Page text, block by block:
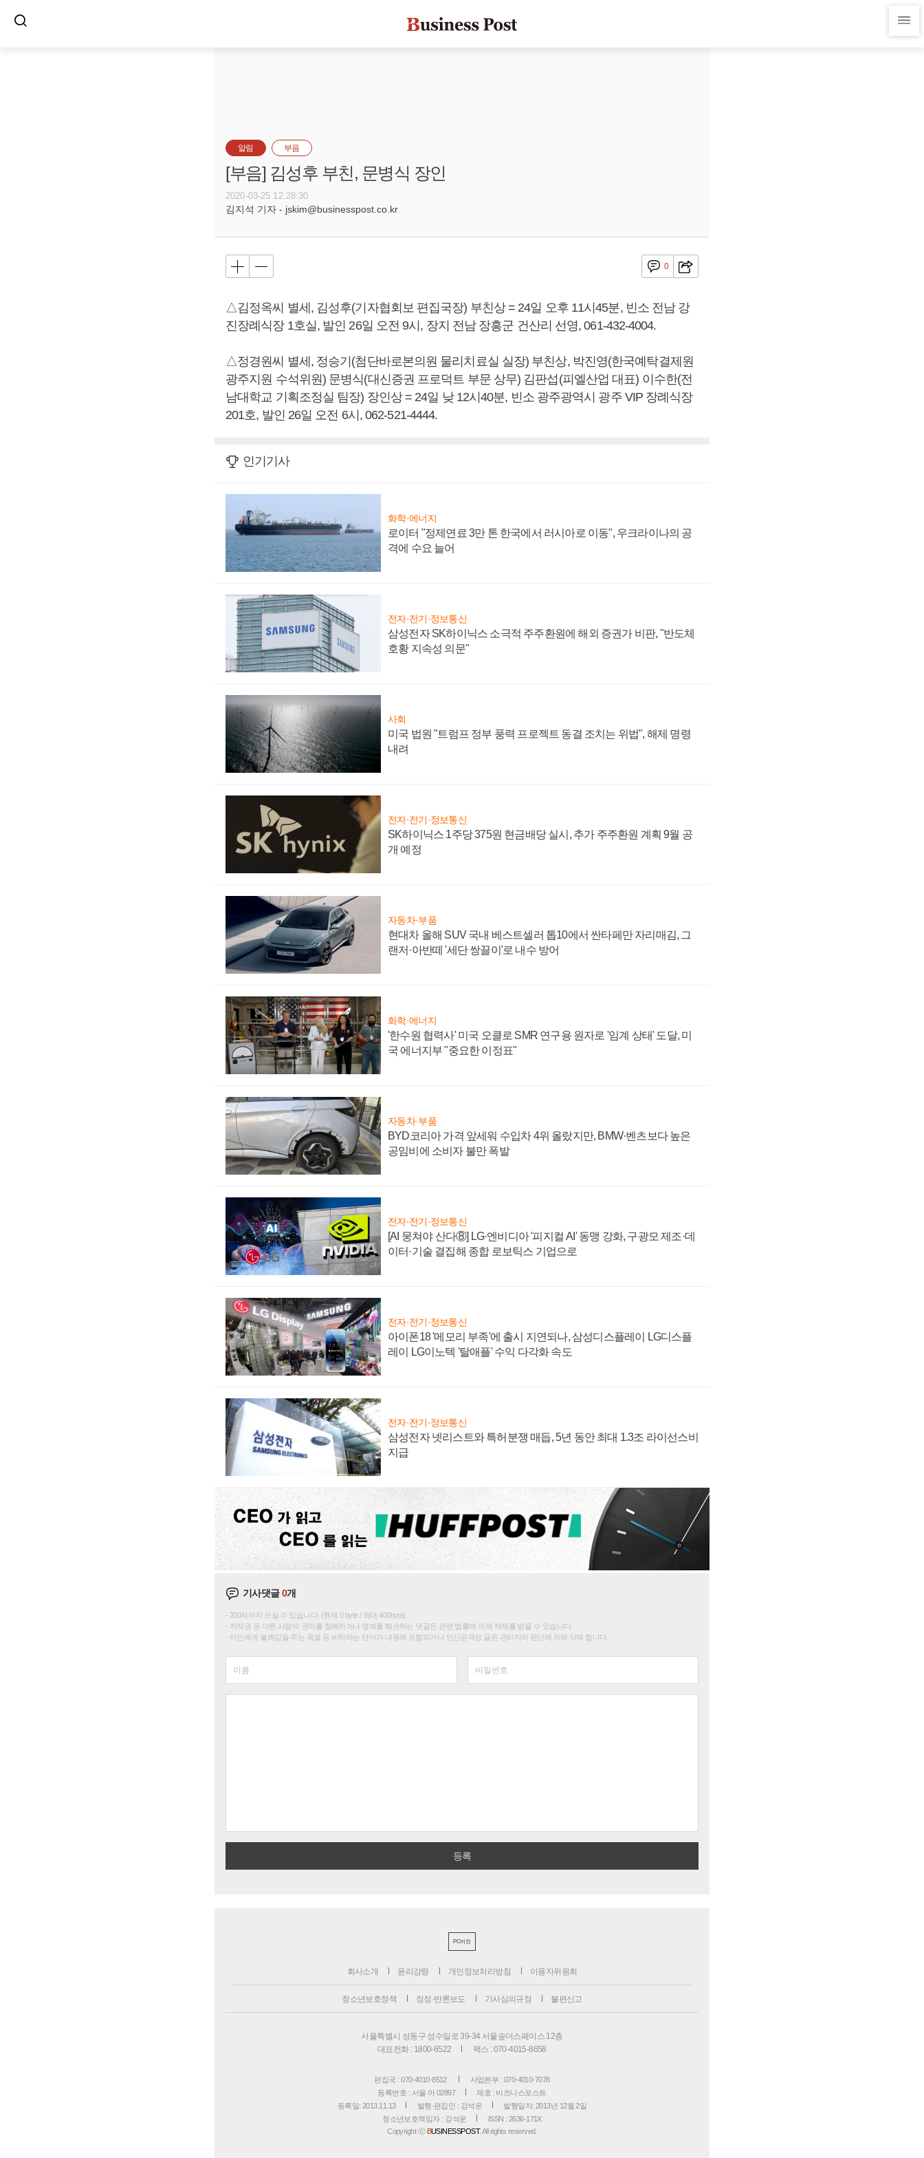
알림 부음
[부음] 김성후 부친, 문병식 장인
2020-03-25 12:28:30
김지석 기자 - jskim@businesspost.co.kr
0
△김정옥씨 별세, 김성후(기자협회보 편집국장) 부친상 = 24일 오후 11시45분, 빈소 전남 강
진장례식장 1호실, 발인 26일 오전 9시, 장지 전남 장흥군 건산리 선영, 061-432-4004.
△정경원씨 별세, 정승기(첨단바로본의원 물리치료실 실장) 부친상, 박진영(한국예탁결제원
광주지원 수석위원) 문병식(대신증권 프로덕트 부문 상무) 김판섭(피엘산업 대표) 이수한(전
남대학교 기획조정실 팀장) 장인상 = 24일 낮 12시40분, 빈소 광주광역시 광주 VIP 장례식장
201호, 발인 26일 오전 6시, 062-521-4444.
인기기사
화학·에너지
로이터 "정제연료 3만 톤 한국에서 러시아로 이동", 우크라이나의 공
격에 수요 늘어
전자·전기·정보통신
삼성전자 SK하이닉스 소극적 주주환원에 해외 증권가 비판, "반도체
호황 지속성 의문"
사회
미국 법원 "트럼프 정부 풍력 프로젝트 동결 조치는 위법", 해제 명령
내려
전자·전기·정보통신
SK하이닉스 1주당 375원 현금배당 실시, 추가 주주환원 계획 9월 공
개 예정
자동차·부품
현대차 올해 SUV 국내 베스트셀러 톱10에서 싼타페만 자리매김, 그
랜저·아반떼 '세단 쌍끌이'로 내수 방어
화학·에너지
'한수원 협력사' 미국 오클로 SMR 연구용 원자로 '임계 상태' 도달, 미
국 에너지부 "중요한 이정표"
자동차·부품
BYD코리아 가격 앞세워 수입차 4위 올랐지만, BMW·벤츠보다 높은
공임비에 소비자 불만 폭발
전자·전기·정보통신
[AI 뭉쳐야 산다⑧] LG·엔비디아 '피지컬 AI' 동맹 강화, 구광모 제조·데
이터·기술 결집해 종합 로보틱스 기업으로
전자·전기·정보통신
아이폰18 '메모리 부족'에 출시 지연되나, 삼성디스플레이 LG디스플
레이 LG이노텍 '탈애플' 수익 다각화 속도
전자·전기·정보통신
삼성전자 넷리스트와 특허분쟁 매듭, 5년 동안 최대 1.3조 라이선스비
지급
기사댓글0개
200자까지 쓰실 수 있습니다. (현재 0 byte / 최대 400byte)
저작권 등 다른 사람의 권리를 침해하거나 명예를 훼손하는 댓글은 관련 법률에 의해 제재를 받을 수 있습니다.
타인에게 불쾌감을 주는 욕설 등 비하하는 단어가 내용에 포함되거나 인신공격성 글은 관리자의 판단에 의해 삭제 합니다.
PC버전
회사소개 윤리강령 개인정보처리방침 이용자위원회
청소년보호정책 정정·반론보도 기사심의규정 불편신고
서울특별시 성동구 성수일로 39-34 서울숲더스페이스 12층
대표전화 : 1800-6522
팩스 : 070-4015-8658
편집국 : 070-4010-8512
사업본부 : 070-4010-7078
등록번호 : 서울 아 02897
제호 : 비즈니스포스트
등록일: 2013.11.13
발행·편집인 : 강석운
발행일자: 2013년 12월 2일
청소년보호책임자 : 강석운
ISSN : 2636-171X
Copyright ⓒ BUSINESSPOST. All rights reserved.